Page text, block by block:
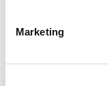
Marketing